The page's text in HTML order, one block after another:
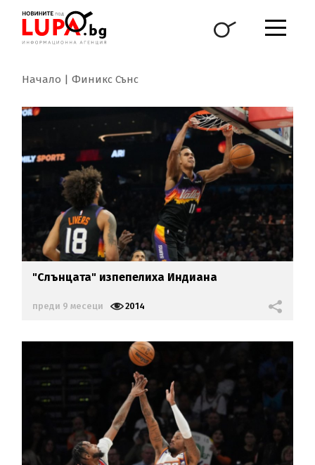
Начало Финикс Сънс
"Слънцата" изпепелиха Индиана
преди 9 месеци 2014